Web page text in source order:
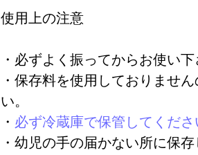
使用上の注意
・必ずよく振ってからお使い
・保存料を使用しておりませ
い。
・ 必ず冷蔵庫で保管してくださ
・幼児の手の届かない所に保